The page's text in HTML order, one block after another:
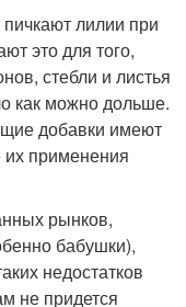
лилии при
это для того,
стебли и листья
как можно дольше.
добавки имеют
их применения
рынков,
бабушки),
недостатков
не придется